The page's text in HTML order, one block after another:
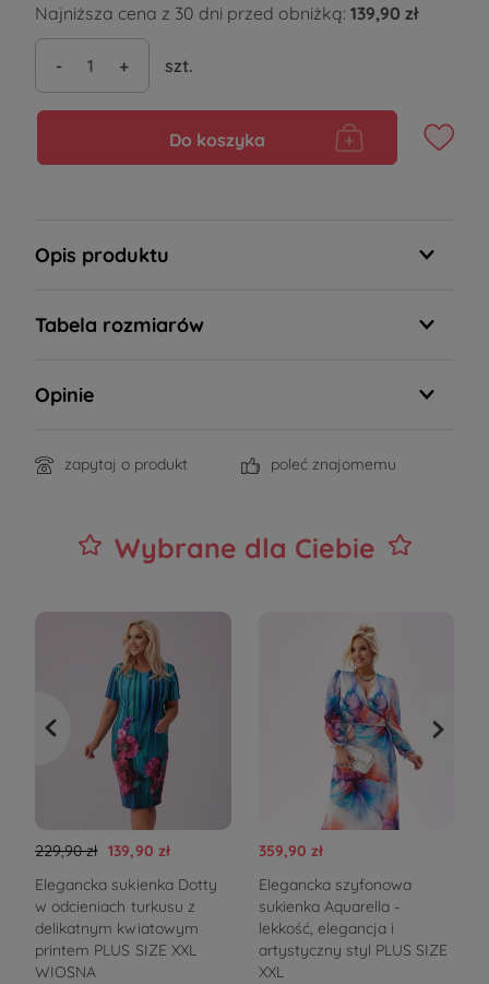
Najniższa cena z 30 dni przed obniżką: 139,90 zł
- + szt.
Do koszyka
Opis produktu
Tabela rozmiarów
Opinie
zapytaj o produkt poleć znajomemu
Wybrane dla Ciebie
229,90 zł 139,90 zł
Elegancka sukienka Dotty
w odcieniach turkusu z
delikatnym kwiatowym
printem PLUS SIZE XXL
WIOSNA
359,90 zł
Elegancka szyfonowa
sukienka Aquarella -
lekkość, elegancja i
artystyczny styl PLUS SIZE
XXL